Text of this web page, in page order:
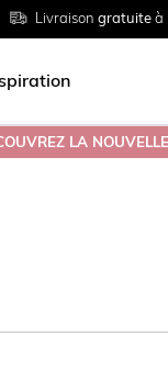
Livraison gratuiteà
Tailles du
Retourgratuit
LA